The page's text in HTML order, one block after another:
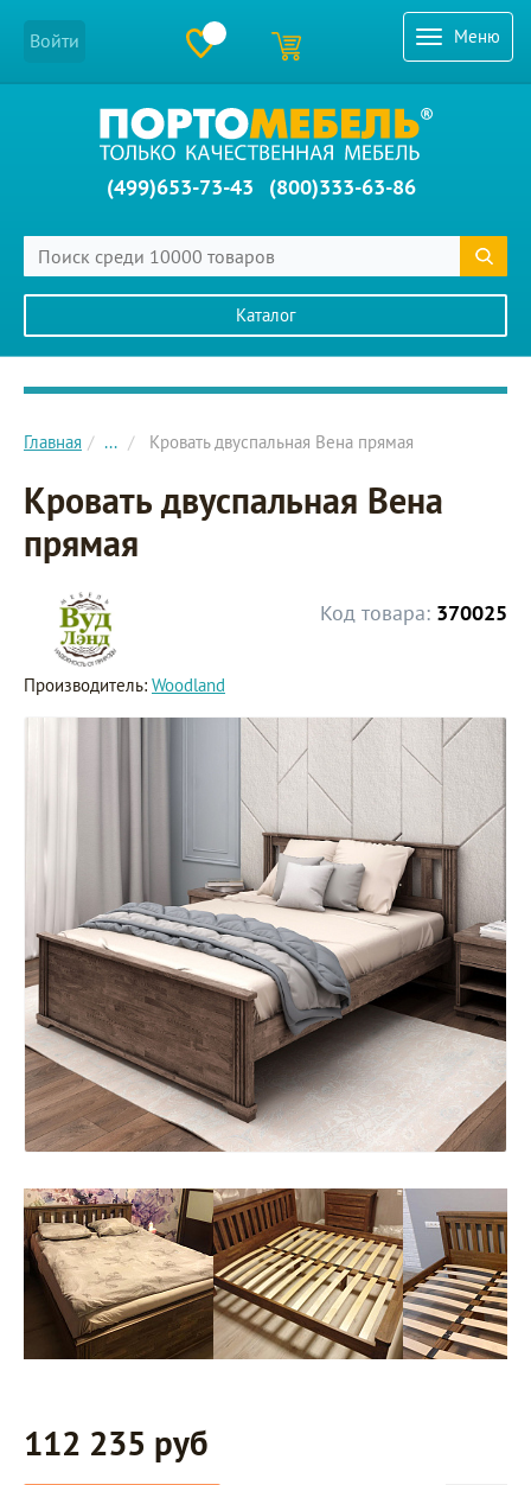
Меню
Войти
(499)653-73-43 (800)333-63-86
Каталог
Главное меню сайта
Главная ... Кровать двуспальная Вена прямая
Кровать двуспальная Вена
прямая
Код товара: 370025
Производитель: Woodland
112 235 руб